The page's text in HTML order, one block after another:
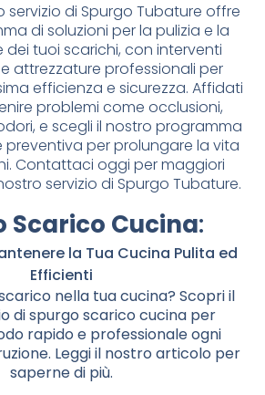
servizio di Spurgo Tubature offre
di soluzioni per la pulizia e la
tuoi scarichi, con interventi
attrezzature professionali per
efficienza e sicurezza. Affidati
problemi come occlusioni,
e scegli il nostro programma
per prolungare la vita
Contattaci oggi per maggiori
servizio di Spurgo Tubature.
Scarico Cucina:
la Tua Cucina Pulita ed
Efficienti
nella tua cucina? Scopri il
di spurgo scarico cucina per
rapido e professionale ogni
Leggi il nostro articolo per
saperne di più.